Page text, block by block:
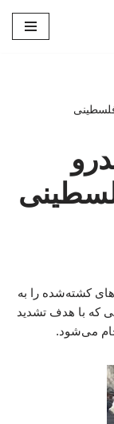
کشته‌شده را به
که با هدف تشدید
می‌شود.